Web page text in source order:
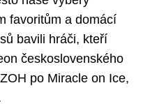
favoritům a domácí
bavili hráči, kteří
československého
po Miracle on Ice,